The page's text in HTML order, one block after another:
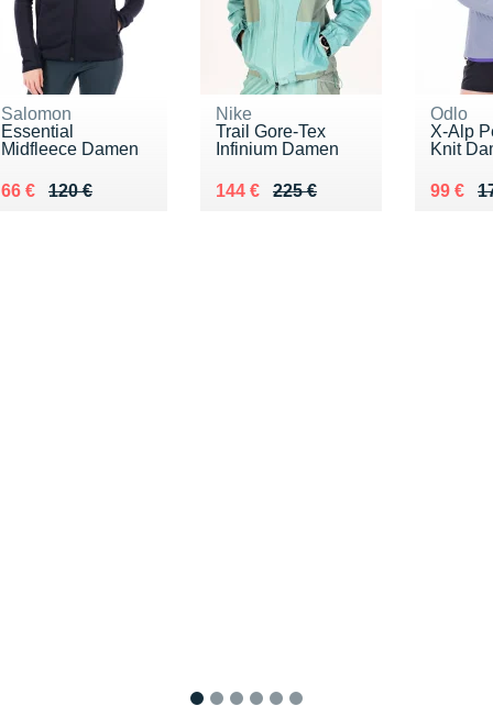
Salomon
Essential
Midfleece Damen
120 €
Au lieu de 120 €
66 €
Vendu 66 €
Nike
Trail Gore-Tex
Infinium Damen
225 €
Au lieu de 225 €
144 €
Vendu 144 €
Odlo
X-Alp
Knit
Au lieu
99 €
Vendu